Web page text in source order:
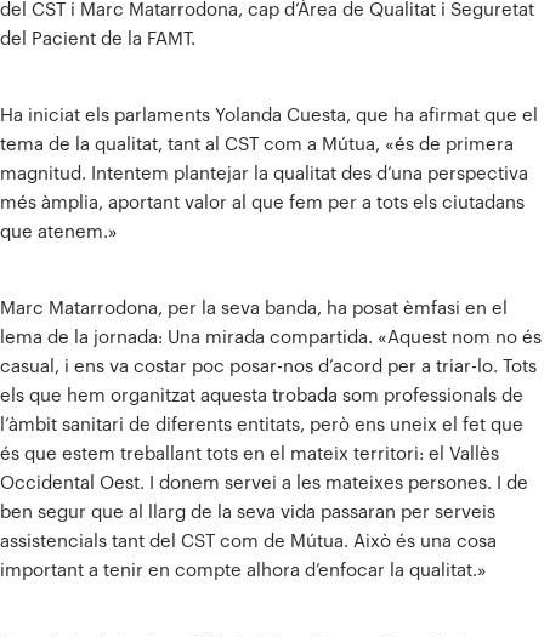
del CST i Marc Matarrodona, cap d’Àrea de Qualitat i Seguretat
del Pacient de la FAMT.
Ha iniciat els parlaments Yolanda Cuesta, que ha afirmat que el
tema de la qualitat, tant al CST com a Mútua, «és de primera
magnitud. Intentem plantejar la qualitat des d’una perspectiva
més àmplia, aportant valor al que fem per a tots els ciutadans
que atenem.»
Marc Matarrodona, per la seva banda, ha posat èmfasi en el
lema de la jornada: Una mirada compartida. «Aquest nom no és
casual, i ens va costar poc posar-nos d’acord per a triar-lo. Tots
els que hem organitzat aquesta trobada som professionals de
l’àmbit sanitari de diferents entitats, però ens uneix el fet que
és que estem treballant tots en el mateix territori: el Vallès
Occidental Oest. I donem servei a les mateixes persones. I de
ben segur que al llarg de la seva vida passaran per serveis
assistencials tant del CST com de Mútua. Això és una cosa
important a tenir en compte alhora d’enfocar la qualitat.»